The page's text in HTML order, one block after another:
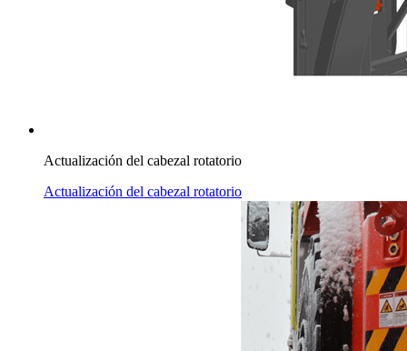
Actualización del cabezal rotatorio
Actualización del cabezal rotatorio